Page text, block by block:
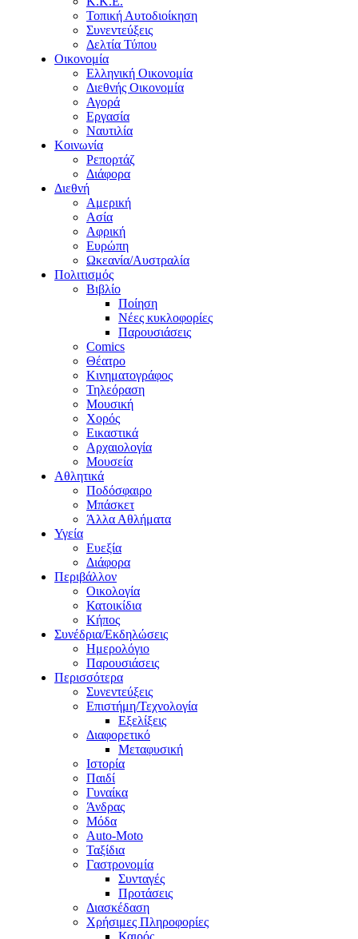
Τοπική Αυτοδιοίκηση
Συνεντεύξεις
Δελτία Τύπου
Οικονομία
Ελληνική Οικονομία
Διεθνής Οικονομία
Αγορά
Εργασία
Ναυτιλία
Κοινωνία
Ρεπορτάζ
Διάφορα
Διεθνή
Αμερική
Ασία
Αφρική
Ευρώπη
Ωκεανία/Αυστραλία
Πολιτισμός
Βιβλίο
Ποίηση
Νέες κυκλοφορίες
Παρουσιάσεις
Comics
Θέατρο
Κινηματογράφος
Τηλεόραση
Μουσική
Χορός
Εικαστικά
Αρχαιολογία
Μουσεία
Αθλητικά
Ποδόσφαιρο
Μπάσκετ
Άλλα Αθλήματα
Υγεία
Ευεξία
Διάφορα
Περιβάλλον
Οικολογία
Κατοικίδια
Κήπος
Συνέδρια/Εκδηλώσεις
Ημερολόγιο
Παρουσιάσεις
Περισσότερα
Συνεντεύξεις
Επιστήμη/Τεχνολογία
Εξελίξεις
Διαφορετικό
Μεταφυσική
Ιστορία
Παιδί
Γυναίκα
Άνδρας
Μόδα
Auto-Moto
Ταξίδια
Γαστρονομία
Συνταγές
Προτάσεις
Διασκέδαση
Χρήσιμες Πληροφορίες
Καιρός